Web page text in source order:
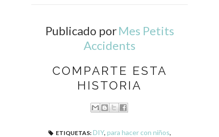
Publicado porMes Petits
Accidents
COMPARTE ESTA
HISTORIA
ETIQUETAS: DIY, para hacer con niños,